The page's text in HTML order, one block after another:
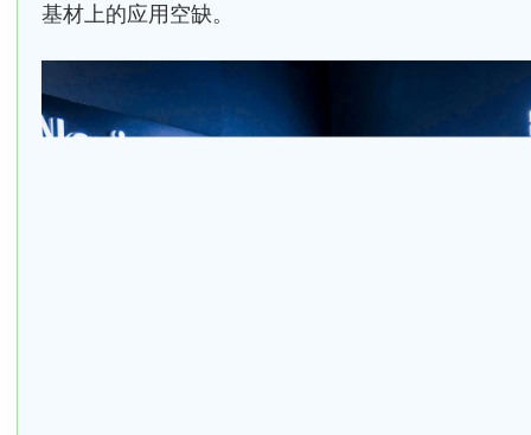
基材上的应用空缺。